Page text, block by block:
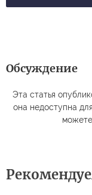
Обсуждение
Эта статья
она недоступна